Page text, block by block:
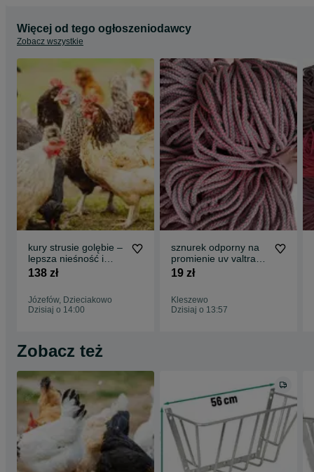
Więcej od tego ogłoszeniodawcy
Zobacz wszystkie
kury strusie golębie –
lepsza nieśność i
zdrowe stado!
138 zł
Józefów, Dzieciakowo
Dzisiaj o 14:00
sznurek odporny na
promienie uv valtra
super cena
19 zł
Kleszewo
Dzisiaj o 13:57
Zobacz też